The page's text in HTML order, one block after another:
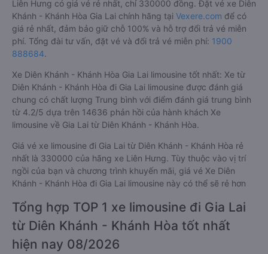
Liên Hưng có giá vé rẻ nhất, chỉ 330000 đồng. Đặt vé xe Diên
Khánh - Khánh Hòa Gia Lai chính hãng tại Vexere.com để có
giá rẻ nhất, đảm bảo giữ chỗ 100% và hỗ trợ đổi trả vé miễn
phí. Tổng đài tư vấn, đặt vé và đổi trả vé miễn phí: 1900
888684.
Xe Diên Khánh - Khánh Hòa Gia Lai limousine tốt nhất: Xe từ
Diên Khánh - Khánh Hòa đi Gia Lai limousine được đánh giá
chung có chất lượng Trung bình với điểm đánh giá trung bình
từ 4.2/5 dựa trên 14636 phản hồi của hành khách Xe
limousine về Gia Lai từ Diên Khánh - Khánh Hòa.
Giá vé xe limousine đi Gia Lai từ Diên Khánh - Khánh Hòa rẻ
nhất là 330000 của hãng xe Liên Hưng. Tùy thuộc vào vị trí
ngồi của bạn và chương trình khuyến mãi, giá vé Xe Diên
Khánh - Khánh Hòa đi Gia Lai limousine này có thể sẽ rẻ hơn
Tổng hợp TOP 1 xe limousine đi Gia Lai
từ Diên Khánh - Khánh Hòa tốt nhất
hiện nay 08/2026